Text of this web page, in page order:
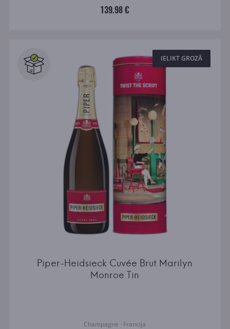
139.98 €
IELIKT GROZĀ
Piper-Heidsieck Cuvée Brut Marilyn
Monroe Tin
Champagne · Francija